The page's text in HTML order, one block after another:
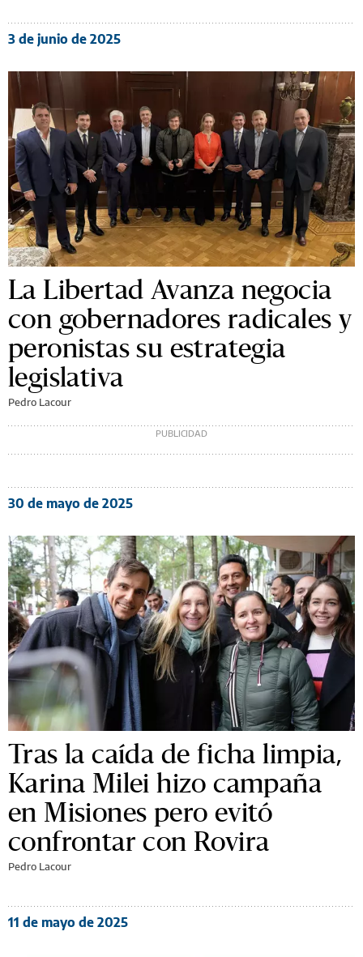
3 de junio de 2025
La Libertad Avanza negocia
con gobernadores radicales y
peronistas su estrategia
legislativa
Pedro Lacour
30 de mayo de 2025
Tras la caída de ficha limpia,
Karina Milei hizo campaña
en Misiones pero evitó
confrontar con Rovira
Pedro Lacour
11 de mayo de 2025